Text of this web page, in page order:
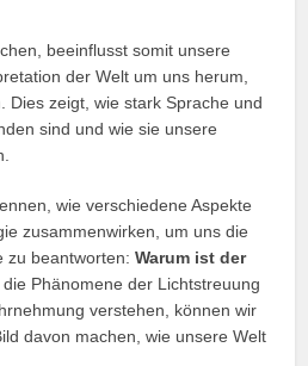
beeinflusst somit unsere
der Welt um uns herum,
Dies zeigt, wie stark Sprache und
sind und wie sie unsere
wie verschiedene Aspekte
zusammenwirken, um uns die
zu beantworten:Warum ist der
Phänomene der Lichtstreuung
verstehen, können wir
davon machen, wie unsere Welt